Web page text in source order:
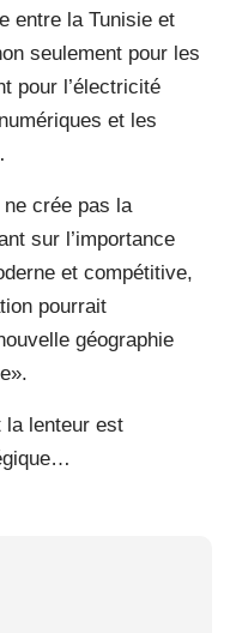
entre la Tunisie et
seulement pour les
pour l’électricité
et les
crée pas la
sur l’importance
et compétitive,
pourrait
géographie
la lenteur est